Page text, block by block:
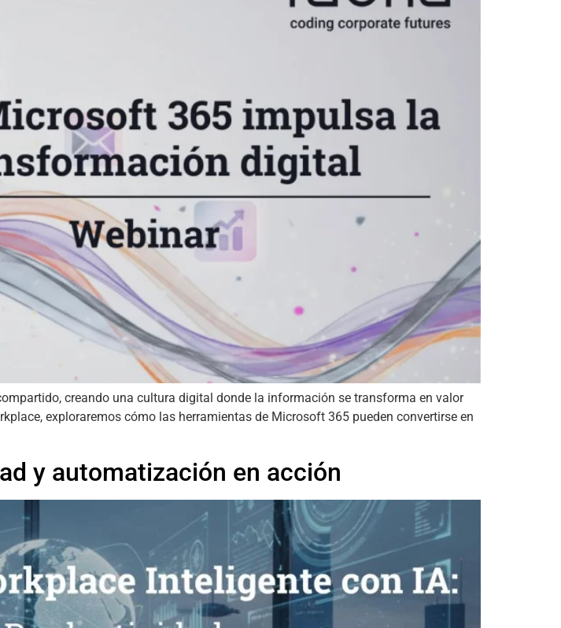
creando una cultura digital donde la información se transforma en valor
exploraremos cómo las herramientas de Microsoft 365 pueden convertirse en
y automatización en acción